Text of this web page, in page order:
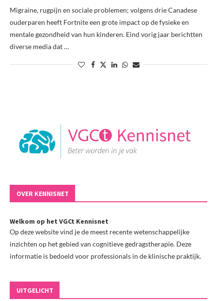
Migraine, rugpijn en sociale problemen; volgens drie Canadese
ouderparen heeft Fortnite een grote impact op de fysieke en
mentale gezondheid van hun kinderen. Eind vorig jaar berichtten
diverse media dat …
OVER KENNISNET
Welkom op het VGCt Kennisnet
Op deze website vind je de meest recente wetenschappelijke
inzichten op het gebied van cognitieve gedragstherapie. Deze
informatie is bedoeld voor professionals in de klinische praktijk.
UITGELICHT